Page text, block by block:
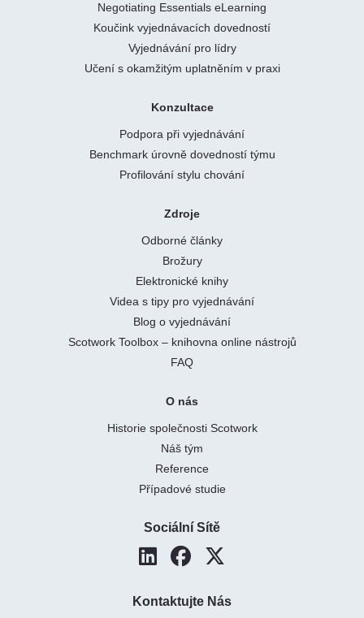
Negotiating Essentials eLearning
Koučink vyjednávacích dovedností
Vyjednávání pro lídry
Učení s okamžitým uplatněním v praxi
Konzultace
Podpora při vyjednávání
Benchmark úrovně dovedností týmu
Profilování stylu chování
Zdroje
Odborné články
Brožury
Elektronické knihy
Videa s tipy pro vyjednávání
Blog o vyjednávání
Scotwork Toolbox – knihovna online nástrojů
FAQ
O nás
Historie společnosti Scotwork
Náš tým
Reference
Případové studie
Sociální Sítě
Kontaktujte Nás